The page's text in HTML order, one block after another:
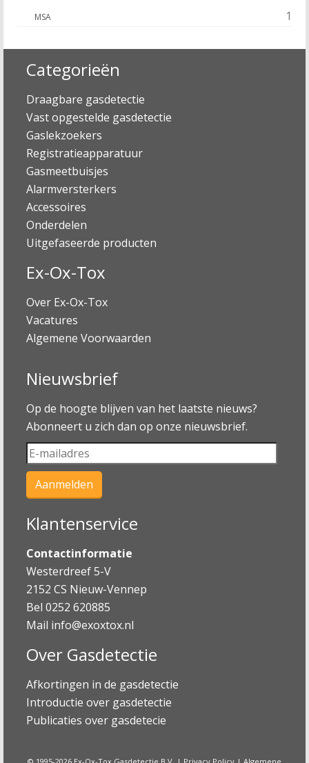
MSA 1
Categorieën
Draagbare gasdetectie
Vast opgestelde gasdetectie
Gaslekzoekers
Registratieapparatuur
Gasmeetbuisjes
Alarmversterkers
Accessoires
Onderdelen
Uitgefaseerde producten
Ex-Ox-Tox
Over Ex-Ox-Tox
Vacatures
Algemene Voorwaarden
Nieuwsbrief
Op de hoogte blijven van het laatste nieuws?
Abonneert u zich dan op onze nieuwsbrief.
Klantenservice
Contactinformatie
Westerdreef 5-V
2152 CS Nieuw-Vennep
Bel 0252 620885
Mail info@exoxtox.nl
Over Gasdetectie
Afkortingen in de gasdetectie
Introductie over gasdetectie
Publicaties over gasdetecie